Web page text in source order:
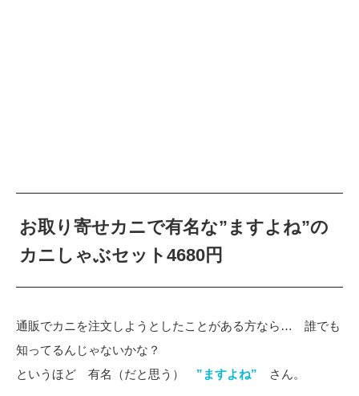
お取り寄せカニで有名な”ますよね”の
カニしゃぶセット4680円
通販でカニを注文しようとしたことがある方なら… 誰でも
知ってるんじゃないかな？
というほど 有名（だと思う）
”ますよね” さん。